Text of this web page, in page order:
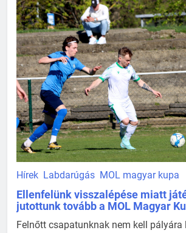
Hírek Labdarúgás MOL magyar kupa
Ellenfelünk visszalépése miatt
jutottunk tovább a MOL Magyar
Felnőtt csapatunknak nem kell pályára